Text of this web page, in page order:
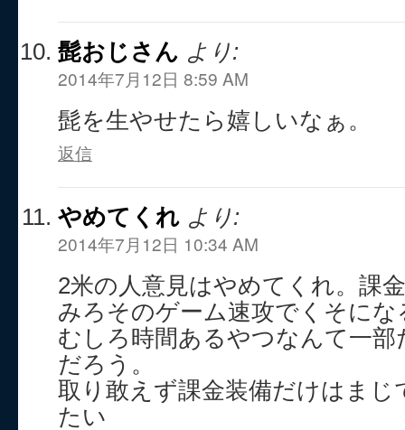
髭おじさん より:
2014年7月12日 8:59 AM
髭を生やせたら嬉しいなぁ。
返信
やめてくれ より:
2014年7月12日 10:34 AM
2米の人意見はやめてくれ。課
みろそのゲーム速攻でくそに
むしろ時間あるやつなんて一部
だろう。
取り敢えず課金装備だけはまじ
たい